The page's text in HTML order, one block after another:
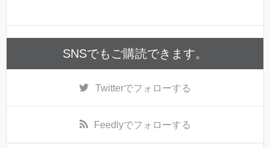
SNSでもご購読できます。
Twitterでフォローする
Feedlyでフォローする